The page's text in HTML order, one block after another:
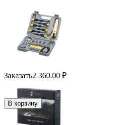
Заказать2 360.00 ₽
В корзину